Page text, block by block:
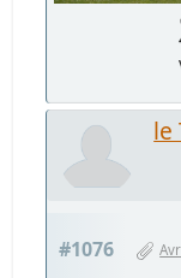
le
#1076